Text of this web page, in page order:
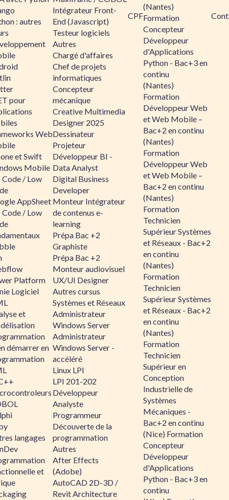
: autres
pour
Web
et Swift
Mobile
/ Low
AppSheet
/ Low
Platform
Logiciel
et
démarrer en
langages
et
Intégrateur Front-
End (Javascript)
Testeur logiciels
Autres
Chargé d'affaires
Chef de projets
informatiques
Concepteur
mécanique
Creative Multimedia
Designer 2025
Dessinateur
Projeteur
Développeur BI -
Data Analyst
Digital Business
Developer
Monteur Intégrateur
de contenus e-
learning
Prépa Bac +2
Graphiste
Prépa Bac +2
Monteur audiovisuel
UX/UI Designer
Autres cursus
Systèmes et Réseaux
Administrateur
Windows Server
Administrateur
Windows Server -
accéléré
Linux LPI
LPI 201-202
Développeur
Analyste
Programmeur
Découverte de la
programmation
Autres
After Effects
(Adobe)
AutoCAD 2D-3D /
Revit Architecture
CPF
(Nantes)
Formation
Concepteur
Développeur
d'Applications
Python - Bac+3 en
continu
(Nantes)
Formation
Développeur Web
et Web Mobile –
Bac+2 en continu
(Nantes)
Formation
Développeur Web
et Web Mobile –
Bac+2 en continu
(Nantes)
Formation
Technicien
Supérieur Systèmes
et Réseaux - Bac+2
en continu
(Nantes)
Formation
Technicien
Supérieur Systèmes
et Réseaux - Bac+2
en continu
(Nantes)
Formation
Technicien
Supérieur en
Conception
Industrielle de
Systèmes
Mécaniques -
Bac+2 en continu
(Nice) Formation
Concepteur
Développeur
d'Applications
Python - Bac+3 en
continu